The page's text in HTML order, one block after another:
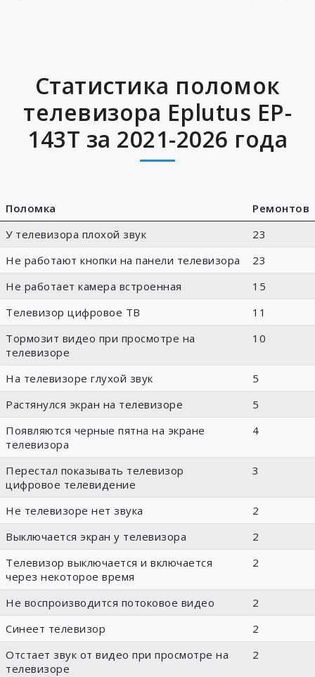
Статистика поломок
телевизора Eplutus EP-
143T за 2021-2026 года
Поломка
Ремонтов
У телевизора плохой звук
23
Не работают кнопки на панели телевизора
23
Не работает камера встроенная
15
Телевизор цифровое ТВ
11
Тормозит видео при просмотре на
телевизоре
10
На телевизоре глухой звук
5
Растянулся экран на телевизоре
5
Появляются черные пятна на экране
телевизора
4
Перестал показывать телевизор
цифровое телевидение
3
Не телевизоре нет звука
2
Выключается экран у телевизора
2
Телевизор выключается и включается
через некоторое время
2
Не воспроизводится потоковое видео
2
Синеет телевизор
2
Отстает звук от видео при просмотре на
телевизоре
2